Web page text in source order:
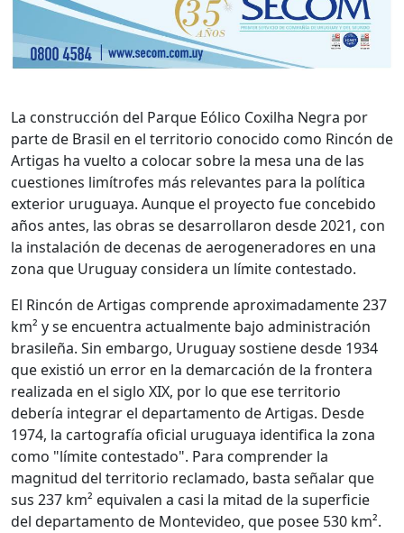
La construcción del Parque Eólico Coxilha Negra por
parte de Brasil en el territorio conocido como Rincón de
Artigas ha vuelto a colocar sobre la mesa una de las
cuestiones limítrofes más relevantes para la política
exterior uruguaya. Aunque el proyecto fue concebido
años antes, las obras se desarrollaron desde 2021, con
la instalación de decenas de aerogeneradores en una
zona que Uruguay considera un límite contestado.
El Rincón de Artigas comprende aproximadamente 237
km² y se encuentra actualmente bajo administración
brasileña. Sin embargo, Uruguay sostiene desde 1934
que existió un error en la demarcación de la frontera
realizada en el siglo XIX, por lo que ese territorio
debería integrar el departamento de Artigas. Desde
1974, la cartografía oficial uruguaya identifica la zona
como "límite contestado". Para comprender la
magnitud del territorio reclamado, basta señalar que
sus 237 km² equivalen a casi la mitad de la superficie
del departamento de Montevideo, que posee 530 km².